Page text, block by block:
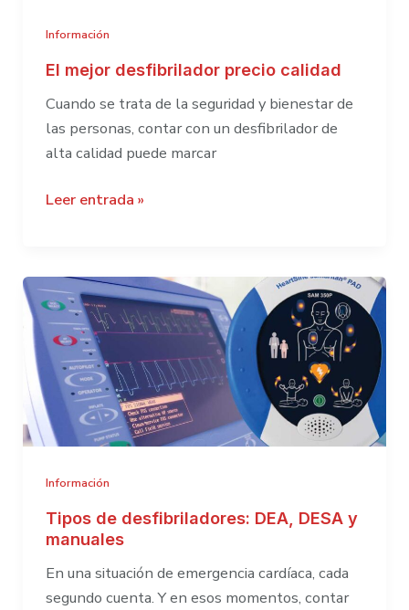
Información
El mejor desfibrilador precio calidad
Cuando se trata de la seguridad y bienestar de
las personas, contar con un desfibrilador de
alta calidad puede marcar
El
precio
calidad
Leer entrada »
Información
Tipos de desfibriladores: DEA, DESA y
manuales
En una situación de emergencia cardíaca, cada
segundo cuenta. Y en esos momentos, contar